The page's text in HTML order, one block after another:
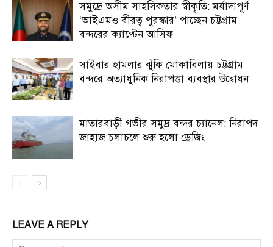
সমুদ্রে অসীম সাহসিকতার স্বীকৃতি: মর্যাদাপূর্ণ
‘আইএমও বীরত্ব পুরস্কার’ পাচ্ছেন চট্টগ্রাম
বন্দরের ক্যাপ্টেন আসিফ
সাইবার হামলার ঝুঁকি মোকাবিলায় চট্টগ্রাম
বন্দরে অত্যাধুনিক নিরাপত্তা ব্যবস্থার উদ্বোধন
মাতারবাড়ী গভীর সমুদ্র বন্দর চ্যানেল: নিরাপদ
জাহাজ চলাচলে শুরু হলো ড্রেজিং
LEAVE A REPLY